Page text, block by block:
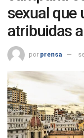
sexual que
atribuidas
por prensa